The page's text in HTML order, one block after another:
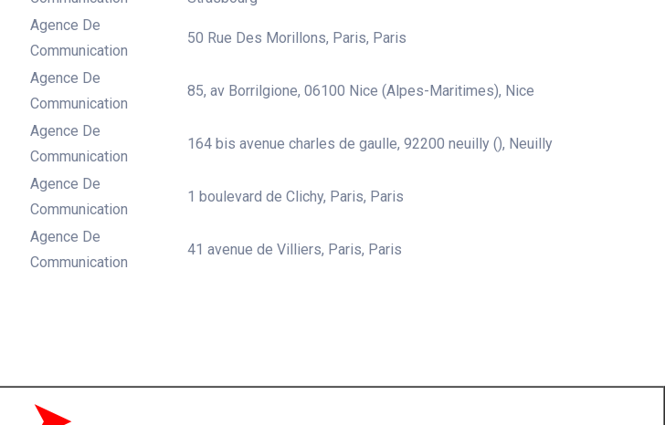
Agence De
Communication
50 Rue Des Morillons, Paris, Paris
Agence De
Communication
85, av Borrilgione, 06100 Nice (Alpes-Maritimes), Nice
Agence De
Communication
164 bis avenue charles de gaulle, 92200 neuilly (), Neuilly
Agence De
Communication
1 boulevard de Clichy, Paris, Paris
Agence De
Communication
41 avenue de Villiers, Paris, Paris